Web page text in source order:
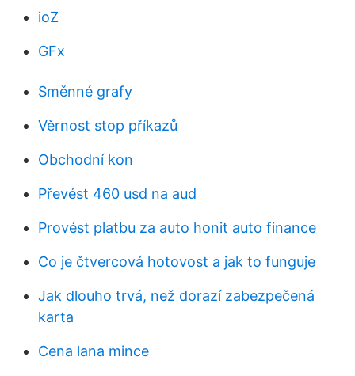
ioZ
GFx
Směnné grafy
Věrnost stop příkazů
Obchodní kon
Převést 460 usd na aud
Provést platbu za auto honit auto finance
Co je čtvercová hotovost a jak to funguje
Jak dlouho trvá, než dorazí zabezpečená
karta
Cena lana mince